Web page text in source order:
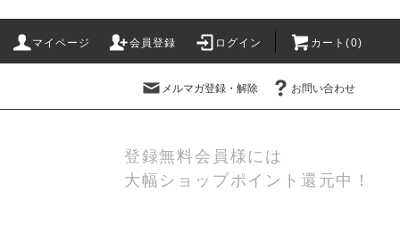
マイページ 会員登録 ログイン カート(0)
メルマガ登録・解除 お問い合わせ
登録無料会員様には
大幅ショップポイント還元中！